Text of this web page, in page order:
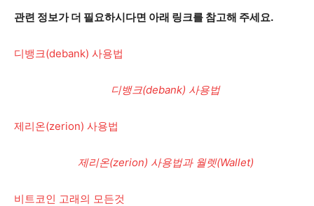
관련 정보가 더 필요하시다면 아래 링크를 참고해 주세요.
디뱅크(debank) 사용법
디뱅크(debank) 사용법
제리온(zerion) 사용법
제리온(zerion) 사용법과 월렛(Wallet)
비트코인 고래의 모든것